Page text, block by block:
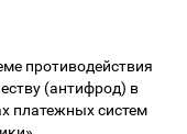
противодействия
(антифрод) в
платежных систем